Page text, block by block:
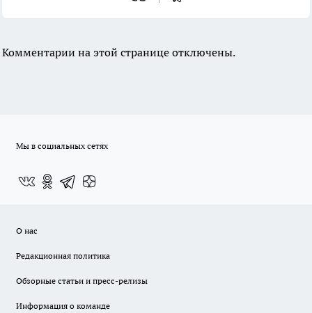
Комментарии на этой странице отключены.
Мы в социальных сетях
О нас
Редакционная политика
Обзорные статьи и пресс-релизы
Информация о команде